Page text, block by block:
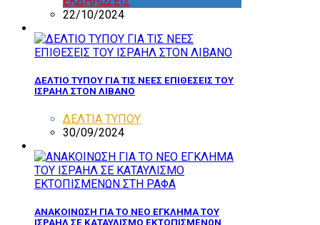
22/10/2024
ΔΕΛΤΙΟ ΤΥΠΟΥ ΓΙΑ ΤΙΣ ΝΕΕΣ ΕΠΙΘΕΣΕΙΣ ΤΟΥ
ΙΣΡΑΗΛ ΣΤΟΝ ΛΙΒΑΝΟ
ΔΕΛΤΙΑ ΤΥΠΟΥ
30/09/2024
ΑΝΑΚΟΙΝΩΣΗ ΓΙΑ ΤΟ ΝΕΟ ΕΓΚΛΗΜΑ ΤΟΥ
ΙΣΡΑΗΛ ΣΕ ΚΑΤΑΥΛΙΣΜΟ ΕΚΤΟΠΙΣΜΕΝΩΝ